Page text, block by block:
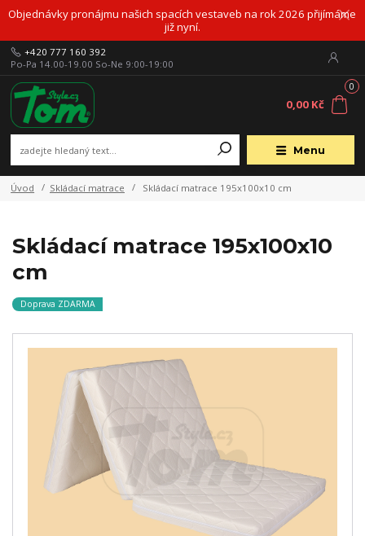
Objednávky pronájmu našich spacích vestaveb na rok 2026 přijímáme
již nyní.
Menu
+420 777 160 392
Po-Pa 14.00-19.00 So-Ne 9:00-19:00
0
0,00 Kč
Úvod Skládací matrace Skládací matrace 195x100x10 cm
Skládací matrace 195x100x10
cm
Doprava ZDARMA